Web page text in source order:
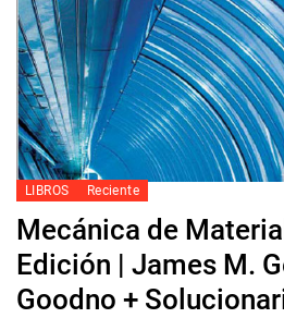
LIBROS Reciente
Mecánica de
Edición | James M.
Goodno +